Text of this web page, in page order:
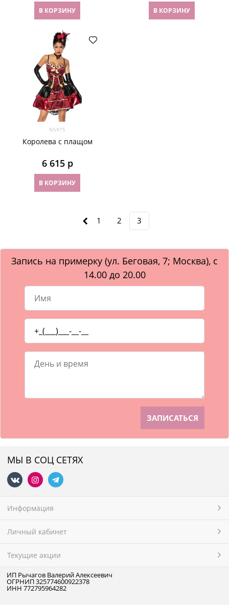
В КОРЗИНУ В КОРЗИНУ
N5975
Королева с плащом
6 615 р
В КОРЗИНУ
1 2 3
Запись на примерку (ул. Беговая, 7; Москва), с
14.00 до 20.00
МЫ В СОЦ СЕТЯХ
Информация
Личный кабинет
Текущие акции
ИП Рычагов Валерий Алексеевич
ОГРНИП 325774600922378
ИНН 772795964282